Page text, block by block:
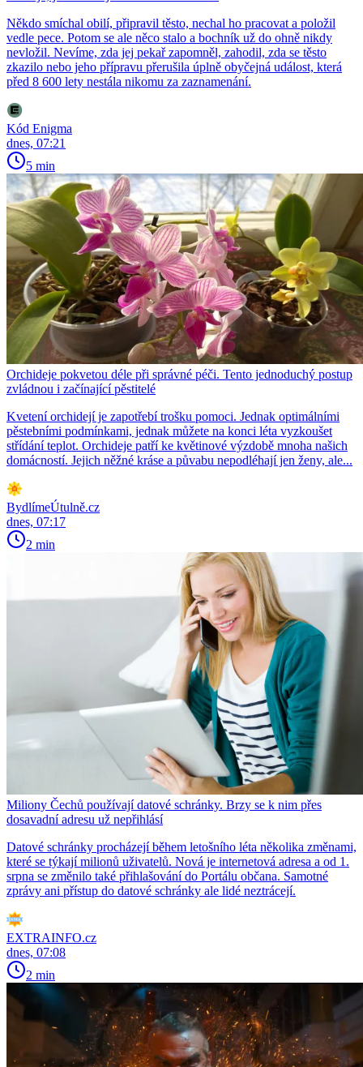
Někdo smíchal obilí, připravil těsto, nechal ho pracovat a položil
vedle pece. Potom se ale něco stalo a bochník už do ohně nikdy
nevložil. Nevíme, zda jej pekař zapomněl, zahodil, zda se těsto
zkazilo nebo jeho přípravu přerušila úplně obyčejná událost, která
před 8 600 lety nestála nikomu za zaznamenání.
Kód Enigma
dnes, 07:21
5 min
Orchideje pokvetou déle při správné péči. Tento jednoduchý postup
zvládnou i začínající pěstitelé
Kvetení orchidejí je zapotřebí trošku pomoci. Jednak optimálními
pěstebními podmínkami, jednak můžete na konci léta vyzkoušet
střídání teplot. Orchideje patří ke květinové výzdobě mnoha našich
domácností. Jejich něžné kráse a půvabu nepodléhají jen ženy, ale...
BydlímeÚtulně.cz
dnes, 07:17
2 min
Miliony Čechů používají datové schránky. Brzy se k nim přes
dosavadní adresu už nepřihlásí
Datové schránky procházejí během letošního léta několika změnami,
které se týkají milionů uživatelů. Nová je internetová adresa a od 1.
srpna se změnilo také přihlašování do Portálu občana. Samotné
zprávy ani přístup do datové schránky ale lidé neztrácejí.
EXTRAINFO.cz
dnes, 07:08
2 min